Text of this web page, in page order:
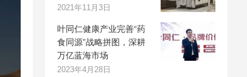
2021年11月3日
叶同仁健康产业完善“药
食同源”战略拼图，深耕
万亿蓝海市场
2023年4月28日